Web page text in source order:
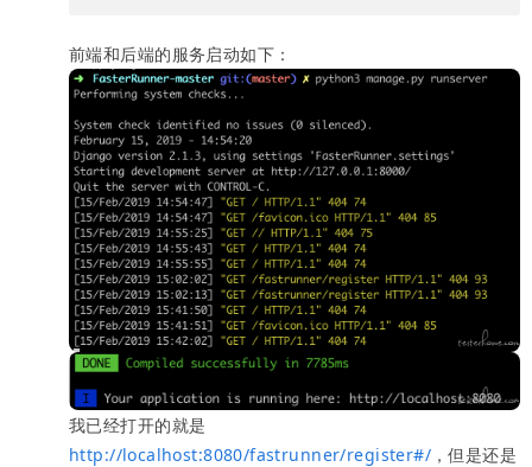
前端和后端的服务启动如下：
我已经打开的就是
http://localhost:8080/fastrunner/register#/ ，但是还是